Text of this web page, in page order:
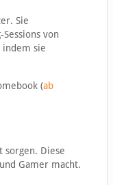
Sie
von
sie
(ab
sorgen. Diese
Gamer macht.